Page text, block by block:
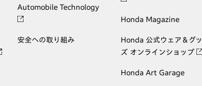
Automobile Technology
安全への取り組み
Honda Magazine
Honda 公式ウェア＆グッ
ズ オンラインショップ
Honda Art Garage